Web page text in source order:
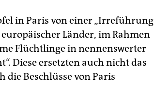
in Paris von einer „Irreführung
Länder, im Rahmen
Flüchtlinge in nennenswerter
Diese ersetzten auch nicht das
die Beschlüsse von Paris